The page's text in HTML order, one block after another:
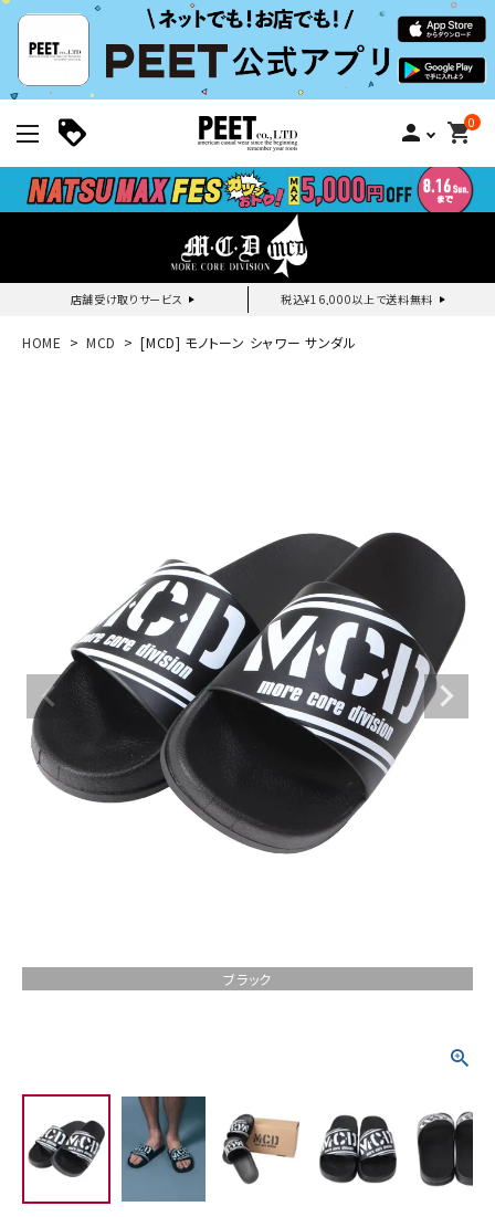
person 0
shopping_cart
店舗受け取りサービス 税込¥16,000以上で送料無料
新規会員登録｜ログイン
ブランドメニュー
カテゴリー
スタイリング
ニュース・特集
HOME MCD [MCD] モノトーン シャワー サンダル
ブラック